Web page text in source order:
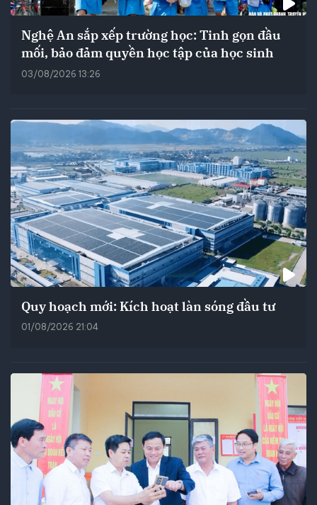
Nghệ An sắp xếp trường học: Tinh gọn đầu
mối, bảo đảm quyền học tập của học sinh
03/08/2026 13:26
Quy hoạch mới: Kích hoạt làn sóng đầu tư
01/08/2026 21:04